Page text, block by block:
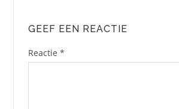
GEEF EEN REACTIE
Reactie *